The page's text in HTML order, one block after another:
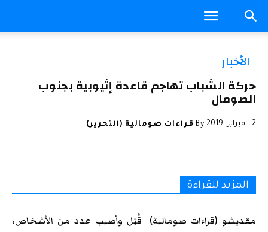
الأخبار
حركة الشباب تهاجم قاعدة إثيوبية بجنوب
الصومال
2 فبراير، 2019 By قراءات صومالية (التحرير)
المزيد للقراءة
مقديشو (قراءات صومالية)- قُتِل وأصيب عدد من الأشخاص،